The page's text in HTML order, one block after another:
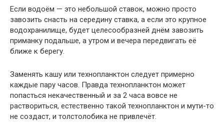
Если водоём — это небольшой ставок, можно просто
завозить снасть на середину ставка, а если это крупное
водохранилище, будет целесообразней днём завозить
приманку подальше, а утром и вечера передвигать её
ближе к берегу.
Заменять кашу или технопланктон следует примерно
каждые пару часов. Правда технопланктон может
попасться некачественный и за 2 часа вовсе не
раствориться, естественно такой технопланктон и мути-то
не создаст, и толстолобика не привлечёт.